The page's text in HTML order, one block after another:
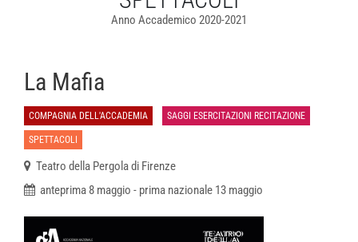
Anno Accademico 2020-2021
La Mafia
COMPAGNIA DELL'ACCADEMIA SAGGI ESERCITAZIONI RECITAZIONE
SPETTACOLI
Teatro della Pergola di Firenze
anteprima 8 maggio - prima nazionale 13 maggio